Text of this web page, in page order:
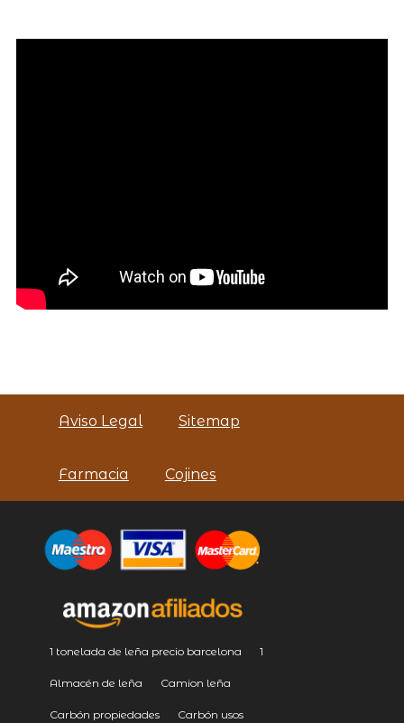
Aviso Legal Sitemap
Farmacia Cojines
1 tonelada de leña precio barcelona 1
Almacén de leña Camion leña
Carbón propiedades Carbón usos